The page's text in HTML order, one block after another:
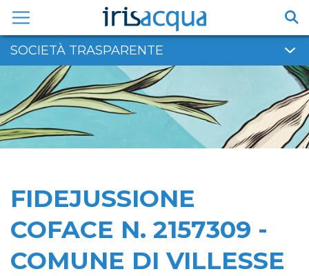
contenuto
SOCIETÀ TRASPARENTE
FIDEJUSSIONE
COFACE N. 2157309 -
COMUNE DI VILLESSE